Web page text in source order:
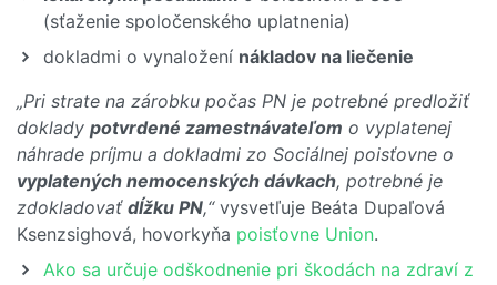
(sťaženie spoločenského uplatnenia)
dokladmi o vynaložení nákladov na liečenie
„Pri strate na zárobku počas PN je potrebné predložiť
doklady potvrdené zamestnávateľom o vyplatenej
náhrade príjmu a dokladmi zo Sociálnej poisťovne o
vyplatených nemocenských dávkach, potrebné je
zdokladovať dĺžku PN,“ vysvetľuje Beáta Dupaľová
Ksenzsighová, hovorkyňa poisťovne Union.
Ako sa určuje odškodnenie pri škodách na zdraví z